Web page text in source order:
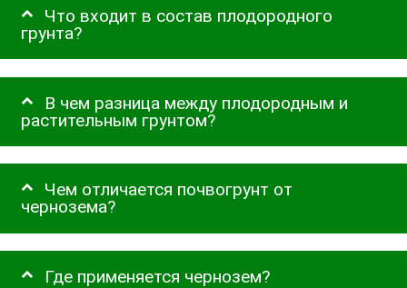
Что входит в состав плодородного
грунта?
В чем разница между плодородным и
растительным грунтом?
Чем отличается почвогрунт от
чернозема?
Где применяется чернозем?